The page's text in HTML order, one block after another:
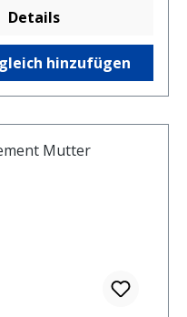
Details
hinzufügen